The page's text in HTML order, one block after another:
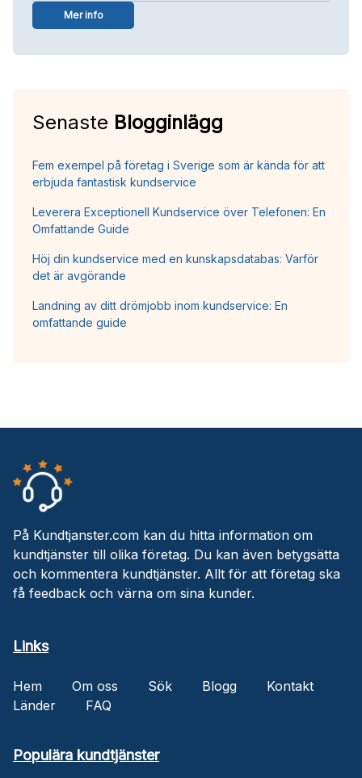
Mer info
Senaste Blogginlägg
Fem exempel på företag i Sverige som är kända för att
erbjuda fantastisk kundservice
Leverera Exceptionell Kundservice över Telefonen: En
Omfattande Guide
Höj din kundservice med en kunskapsdatabas: Varför
det är avgörande
Landning av ditt drömjobb inom kundservice: En
omfattande guide
På Kundtjanster.com kan du hitta information om
kundtjänster till olika företag. Du kan även betygsätta
och kommentera kundtjänster. Allt för att företag ska
få feedback och värna om sina kunder.
Links
Hem Om oss Sök Blogg
Kontakt
Länder
FAQ
Populära kundtjänster